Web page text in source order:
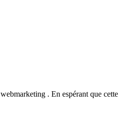
. En espérant que cette